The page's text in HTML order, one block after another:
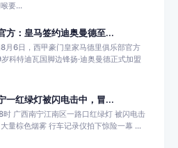
要...
方：皇马签约迪奥曼德至...
月6日，西甲豪门皇家马德里俱乐部官方
科特迪瓦国脚边锋扬·迪奥曼德正式加盟
一红绿灯被闪电击中，冒...
时 广西南宁江南区一路口红绿灯 被闪电击
量棕色烟雾 行车记录仪拍下惊险一幕 ...